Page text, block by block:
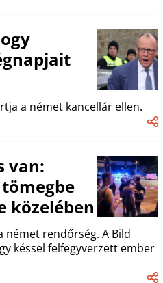
a német kancellár ellen.
van:
közelében
német rendőrség. A Bild
késsel felfegyverzett ember